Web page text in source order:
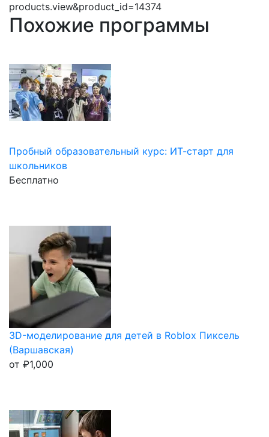
products.view&product_id=14374
Похожие программы
Пробный образовательный курс: ИТ-старт для
школьников
Бесплатно
3D-моделирование для детей в Roblox Пиксель
(Варшавская)
от ₽1,000